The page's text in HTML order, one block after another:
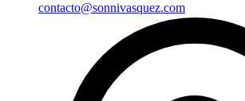
contacto@sonnivasquez.com